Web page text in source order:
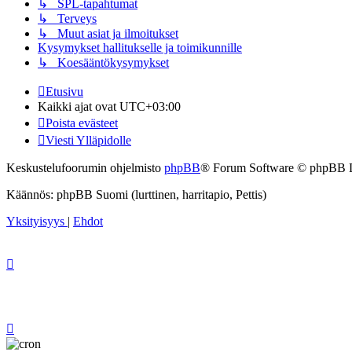
↳ SPL-tapahtumat
↳ Terveys
↳ Muut asiat ja ilmoitukset
Kysymykset hallitukselle ja toimikunnille
↳ Koesääntökysymykset
Etusivu
Kaikki ajat ovat UTC+03:00
Poista evästeet
Viesti Ylläpidolle
Keskustelufoorumin ohjelmisto phpBB® Forum Software © phpBB
Käännös: phpBB Suomi (lurttinen, harritapio, Pettis)
Yksityisyys | Ehdot